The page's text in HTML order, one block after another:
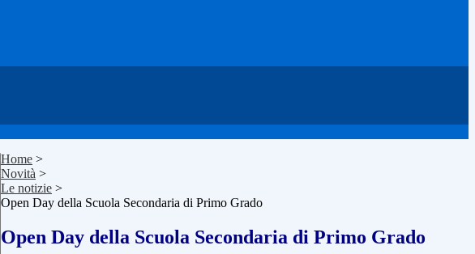
Home >
Novità >
Le notizie >
Open Day della Scuola Secondaria di Primo Grado
Open Day della Scuola Secondaria di Primo Grado